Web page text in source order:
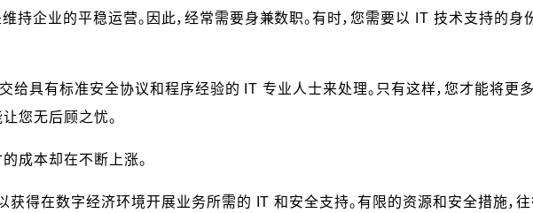
持企业的平稳运营。因此，经常需要身兼数职。有时，您需要以 IT 技术支持的身
给具有标准安全协议和程序经验的 IT 专业人士来处理。只有这样，您才能将更
您无后顾之忧。
成本却在不断上涨。
得在数字经济环境开展业务所需的 IT 和安全支持。有限的资源和安全措施，